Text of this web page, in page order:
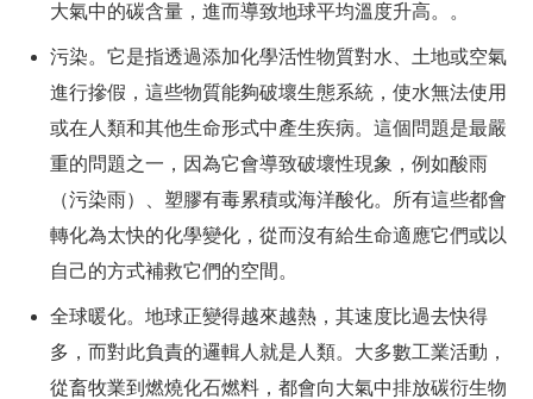
大氣中的碳含量，進而導致地球平均溫度升高。。
污染。它是指透過添加化學活性物質對水、土地或空氣
進行摻假，這些物質能夠破壞生態系統，使水無法使用
或在人類和其他生命形式中產生疾病。這個問題是最嚴
重的問題之一，因為它會導致破壞性現象，例如酸雨
（污染雨）、塑膠有毒累積或海洋酸化。所有這些都會
轉化為太快的化學變化，從而沒有給生命適應它們或以
自己的方式補救它們的空間。
全球暖化。地球正變得越來越熱，其速度比過去快得
多，而對此負責的邏輯人就是人類。大多數工業活動，
從畜牧業到燃燒化石燃料，都會向大氣中排放碳衍生物